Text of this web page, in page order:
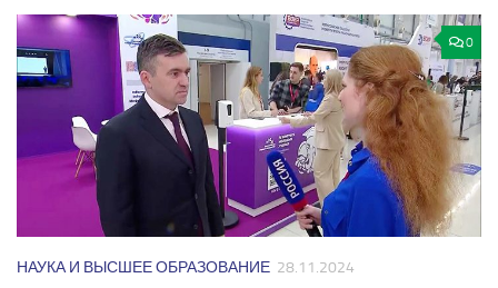
0
НАУКА И ВЫСШЕЕ ОБРАЗОВАНИЕ 28.11.2024